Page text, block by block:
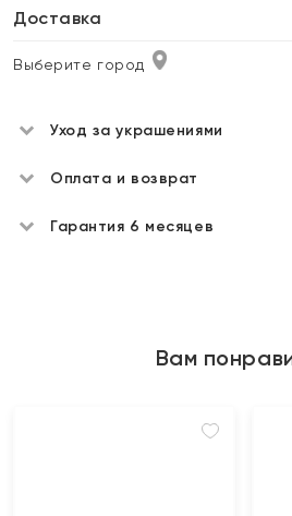
Доставка
Выберите город
Уход за украшениями
Оплата и возврат
Гарантия 6 месяцев
Вам